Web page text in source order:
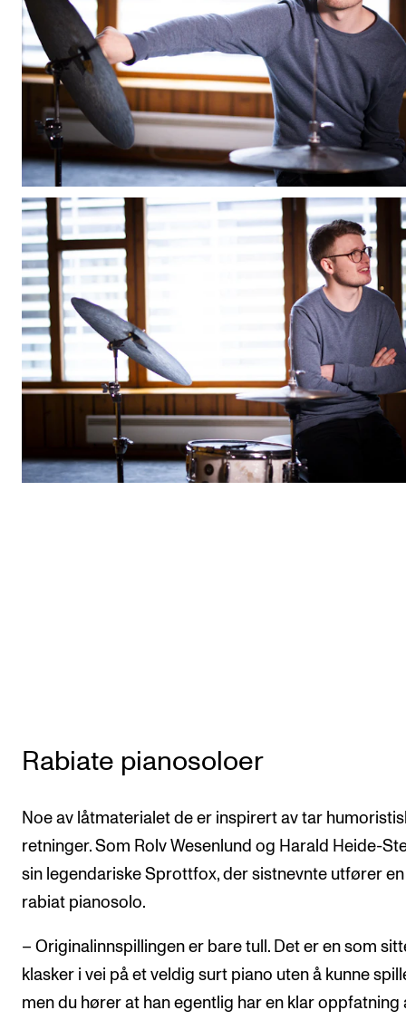
Rabiate pianosoloer
Noe av låtmaterialet de er inspirert av tar
retninger. Som Rolv Wesenlund og Harald Heide-
sin legendariske Sprottfox, der sistnevnte utfører en
rabiat pianosolo.
– Originalinnspillingen er bare tull. Det er en som
klasker i vei på et veldig surt piano uten å kunne
men du hører at han egentlig har en klar oppfatning